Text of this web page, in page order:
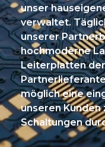
unser
verwaltet.
unserer
hochmoderne
Leiterplatten
möglich eine
unseren
Schaltungen